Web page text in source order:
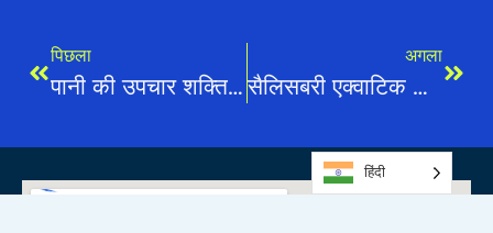
पिछला
पानी की उपचार शक्ति: सर्दियों में मानसिक स्वास्थ्य सहायता के लिए हाइड्रोथेरेपी
अगला
सैलिसबरी एक्वाटिक कम्युनिटी ओपन डे
हिंदी